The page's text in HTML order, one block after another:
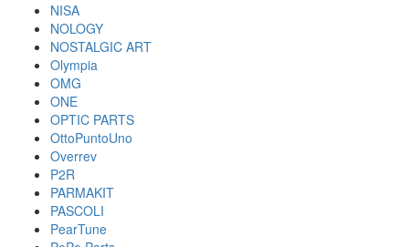
NISA
NOLOGY
NOSTALGIC ART
Olympia
OMG
ONE
OPTIC PARTS
OttoPuntoUno
Overrev
P2R
PARMAKIT
PASCOLI
PearTune